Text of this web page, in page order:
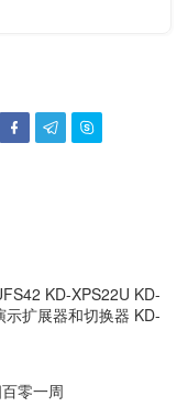
  
KD-XPS22U KD-
扩展器和切换器 KD-
零一周